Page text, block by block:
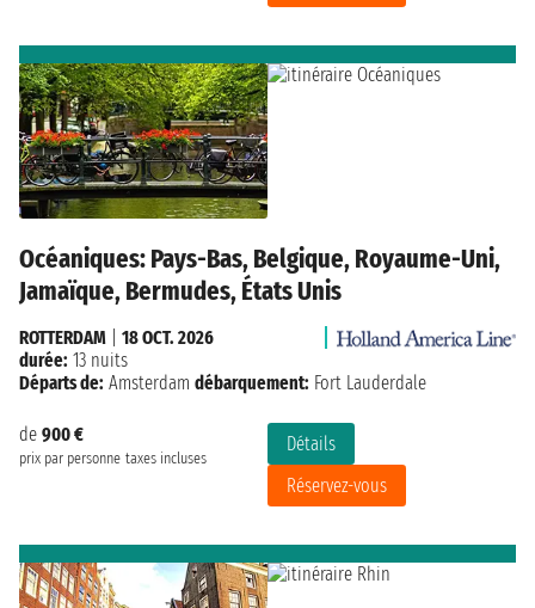
Océaniques: Pays-Bas, Belgique, Royaume-Uni,
Jamaïque, Bermudes, États Unis
de 900 €
prix par personne taxes incluses
Détails
Réservez-vous
ROTTERDAM
18 OCT. 2026
durée: 13 nuits
Départs de: Amsterdam débarquement: Fort Lauderdale